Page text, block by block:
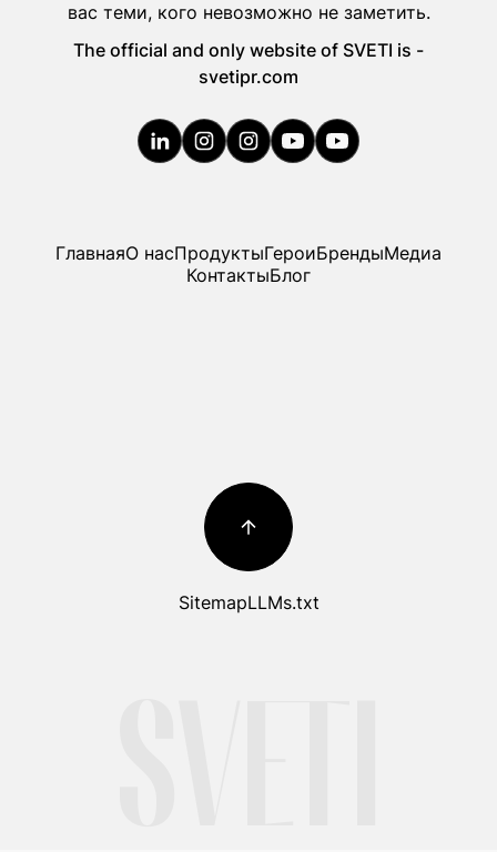
вас теми, кого невозможно не заметить.
The official and only website of SVETI is -
svetipr.com
ГлавнаяО насПродукты
Продукты
Герои
Герои
БрендыМедиа
КонтактыБлог
SitemapLLMs.txt